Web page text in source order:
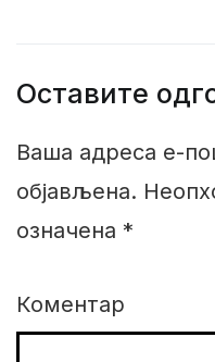
Оставите
Ваша адреса е-
објављена.
означена *
Коментар